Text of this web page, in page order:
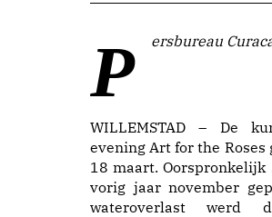
Persbureau
WILLEMSTAD – De
evening Art for the Roses
18 maart.
vorig jaar november
wateroverlast werd